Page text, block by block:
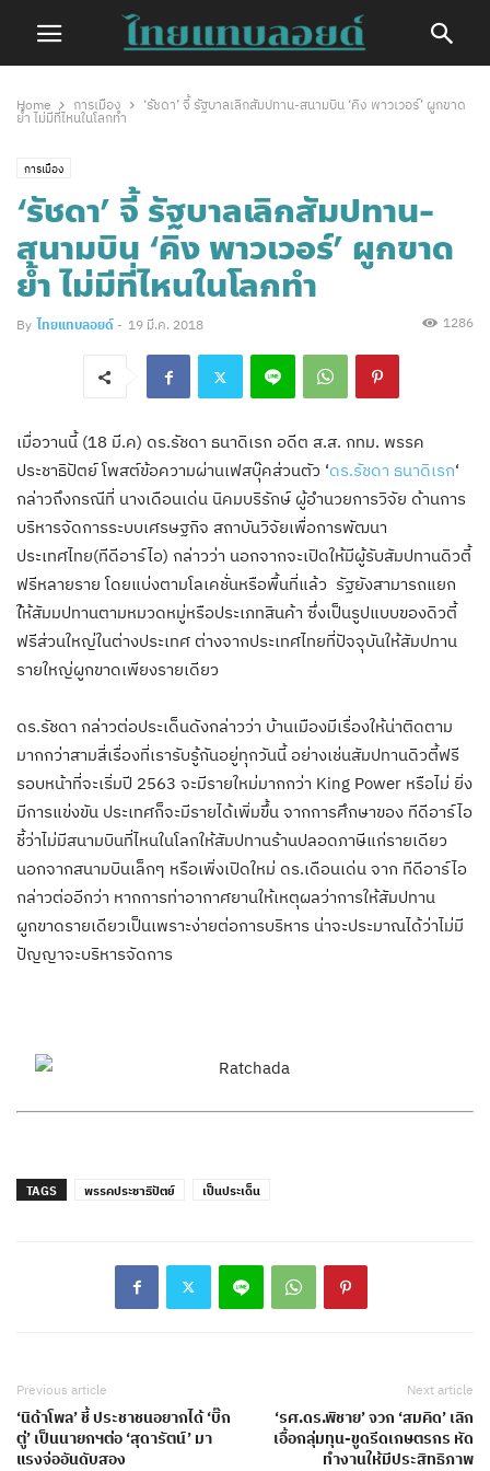
Home การเมือง
‘รัชดา’ จี้ รัฐบาลเลิกสัมปทาน-สนามบิน ‘คิง พาวเวอร์’ ผูกขาด
ย้ำ ไม่มีที่ไหนในโลกทำ
การเมือง
‘รัชดา’ จี้ รัฐบาลเลิกสัมปทาน-
สนามบิน ‘คิง พาวเวอร์’ ผูกขาด
ย้ำ ไม่มีที่ไหนในโลกทำ
By ไทยแทบลอยด์ - 19 มี.ค. 2018 1286
เมื่อวานนี้ (18 มี.ค) ดร.รัชดา ธนาดิเรก อดีต ส.ส. กทม. พรรค
ประชาธิปัตย์ โพสต์ข้อความผ่านเฟสบุ๊คส่วนตัว ‘ดร.รัชดา ธนาดิเรก‘
กล่าวถึงกรณีที่ นางเดือนเด่น นิคมบริรักษ์ ผู้อำนวยการวิจัย ด้านการ
บริหารจัดการระบบเศรษฐกิจ สถาบันวิจัยเพื่อการพัฒนา
ประเทศไทย(ทีดีอาร์ไอ) กล่าวว่า นอกจากจะเปิดให้มีผู้รับสัมปทานดิวตี้
ฟรีหลายราย โดยแบ่งตามโลเคชั่นหรือพื้นที่แล้ว รัฐยังสามารถแยก
ใ้ห้สัมมปทานตามหมวดหมู่หรือประเภทสินค้า ซึ่งเป็นรูปแบบของดิวตี้
ฟรีส่วนใหญ่ในต่างประเทศ ต่างจากประเทศไทยที่ปัจจุบันให้สัมปทาน
รายใหญ่ผูกขาดเพียงรายเดียว
ดร.รัชดา กล่าวต่อประเด็นดังกล่าวว่า บ้านเมืองมีเรื่องให้น่าติดตาม
มากกว่าสามสี่เรื่องที่เรารับรู้กันอยู่ทุกวันนี้ อย่างเช่นสัมปทานดิวตี้ฟรี
รอบหน้าที่จะเริ่มปี 2563 จะมีรายใหม่มากกว่า King Power หรือไม่ ยิ่ง
มีการแข่งขัน ประเทศก็จะมีรายได้เพิ่มขึ้น จากการศึกษาของ ทีดีอาร์ไอ
ชี้ว่าไม่มีสนามบินที่ไหนในโลกให้สัมปทานร้านปลอดภาษีแก่รายเดียว
นอกจากสนามบินเล็กๆ หรือเพิ่งเปิดใหม่ ดร.เดือนเด่น จาก ทีดีอาร์ไอ
กล่าวต่ออีกว่า หากการท่าอากาศยานให้เหตุผลว่าการให้สัมปทาน
ผูกขาดรายเดียวเป็นเพราะง่ายต่อการบริหาร น่าจะประมาณได้ว่าไม่มี
ปัญญาจะบริหารจัดการ
TAGS พรรคประชาธิปัตย์ เป็นประเด็น
Previous article
‘นิด้าโพล’ ชี้ ประชาชนอยากได้ ‘บิ๊ก
ตู่’ เป็นนายกฯต่อ ‘สุดารัตน์’ มา
แรงจ่ออันดับสอง
Next article
‘รศ.ดร.พิชาย’ จวก ‘สมคิด’ เลิก
เอื้อกลุ่มทุน-ขูดรีดเกษตรกร หัด
ทำงานให้มีประสิทธิภาพ